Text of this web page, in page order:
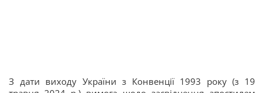
З дати виходу України з Конвенції 1993 року (з 19